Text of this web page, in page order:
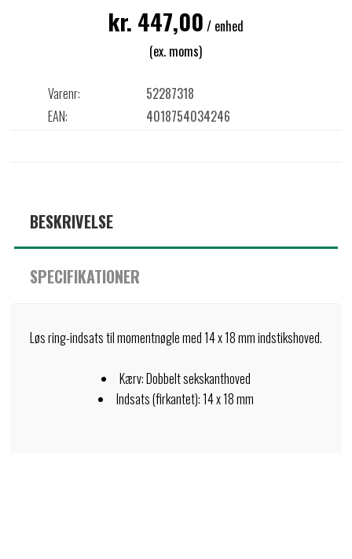
kr. 447,00 / enhed
(ex. moms)
Varenr:
52287318
EAN:
4018754034246
BESKRIVELSE
SPECIFIKATIONER
Løs ring-indsats til momentnøgle med 14 x 18 mm indstikshoved.
Kærv: Dobbelt sekskanthoved
Indsats (firkantet): 14 x 18 mm